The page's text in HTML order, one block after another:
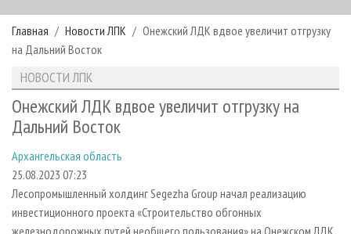
РУБРИКИ И ТЕМЫ
РУБРИКИ ЖУРНАЛА
ЛЕСОЗАГОТОВКА
ЛЕСОПИЛЕНИЕ
СУШКА ДРЕВЕСИНЫ
ПРОИЗВОДСТВО ДРЕВЕСНЫХ ПЛИТ
ДЕРЕВЯННОЕ ДОМОСТРОЕНИЕ
НОВОСТИ
НОВОСТИ ЛПК
НОВОСТИ ЖУРНАЛА
ПРОЕКТЫ ЛПИ
АНАЛИТИКА
ПРЕДПРИЯТИЯ ЛПК
ПЕРСОНЫ
МОБИЛЬНЫЕ ВЫСТАВКИ
ОФИЦИАЛЬНЫЕ ДЕЛЕГАЦИИ
АРХИВ ЖУРНАЛОВ
О ЖУРНАЛЕ
ПОДПИСКА
КОНТАКТЫ
РЕКЛАМОДАТЕЛЯМ
РЕКЛАМА
РЕКЛАМА НА САЙТЕ
Главная Новости ЛПК
Онежский ЛДК вдвое увеличит отгрузку
на Дальний Восток
НОВОСТИ ЛПК
Онежский ЛДК вдвое увеличит отгрузку на
Дальний Восток
Архангельская область
25.08.2023 07:23
Лесопромышленный холдинг Segezha Group начал реализацию
инвестиционного проекта «Строительство обгонных
железнодорожных путей необщего пользования» на Онежском ЛДК